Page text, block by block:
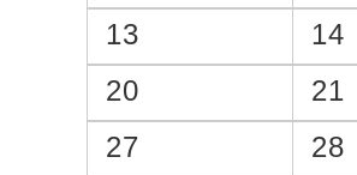
13
14
20
21
27
28